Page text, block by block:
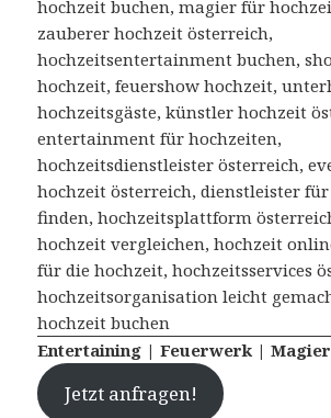
Entertaining | Feuerwerk | Magier
Jetzt anfragen!